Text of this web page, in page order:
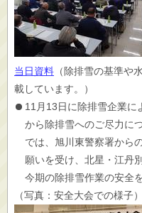
当日資料 （除排雪の基準や
載しています。）
11月13日に除排雪企業に
から除排雪へのご尽力に
では、旭川東警察署から
願いを受け、北星・江丹
今期の除排雪作業の安全
（写真：安全大会での様子）